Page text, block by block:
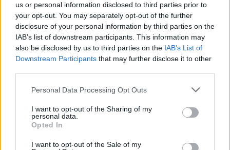
us or personal information disclosed to third parties prior to
your opt-out. You may separately opt-out of the further
disclosure of your personal information by third parties on the
IAB’s list of downstream participants. This information may
also be disclosed by us to third parties on the IAB’s List of
Downstream Participants that may further disclose it to other
Personal Data Processing Opt Outs
I want to opt-out of the Sharing of my
personal data.
Opted In
I want to opt-out of the Sale of my